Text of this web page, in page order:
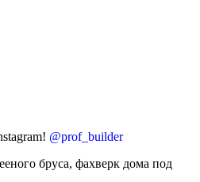
@prof_builder
бруса, фахверк дома под